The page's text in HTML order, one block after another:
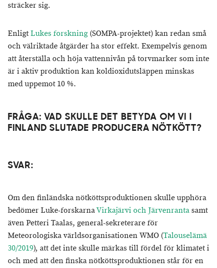
sträcker sig.
EnligtLukes forskning (SOMPA-projektet) kan redan små
och välriktade åtgärder ha stor effekt. Exempelvis genom
att återställa och höja vattennivån på torvmarker som inte
är i aktiv produktion kan koldioxidutsläppen minskas
med uppemot 10 %.
FRÅGA: VAD SKULLE DET BETYDA OM VI I
FINLAND SLUTADE PRODUCERA NÖTKÖTT?
SVAR:
Om den finländska nötköttsproduktionen skulle upphöra
bedömer Luke-forskarnaVirkajärvi och Järvenrantasamt
även Petteri Taalas, general-sekreterare för
Meteorologiska världsorganisationen WMO (Talouselämä
30/2019), att det inte skulle märkas till fördel för klimatet i
och med att den finska nötköttsproduktionen står för en